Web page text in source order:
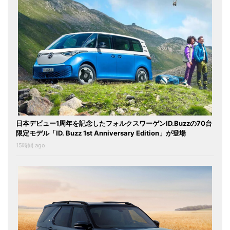
日本デビュー1周年を記念したフォルクスワーゲンID.Buzzの70台
限定モデル「ID. Buzz 1st Anniversary Edition」が登場
15時間 ago